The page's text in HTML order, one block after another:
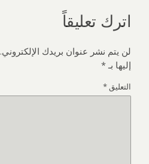
اترك تعليقاً
لن يتم نشر عنوان بريدك الإلكتروني.
إليها بـ *
التعليق*